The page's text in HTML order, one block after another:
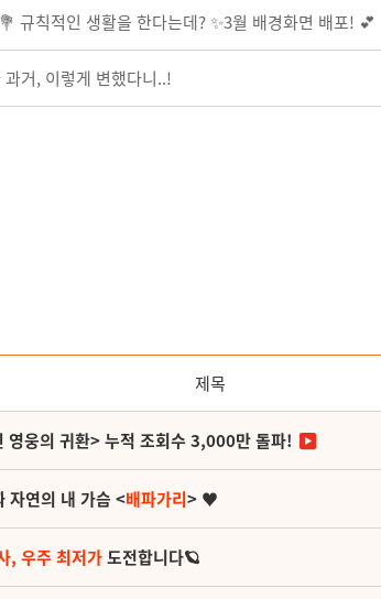
규칙적인 생활을 한다는데? ✨3월 배경화면 배포! 💕
거, 이렇게 변했다니..!
제목
웅의 귀환> 누적 조회수 3,000만 돌파!
자연의 내 가슴 <배파가리> ♥
, 우주 최저가도전합니다🪐